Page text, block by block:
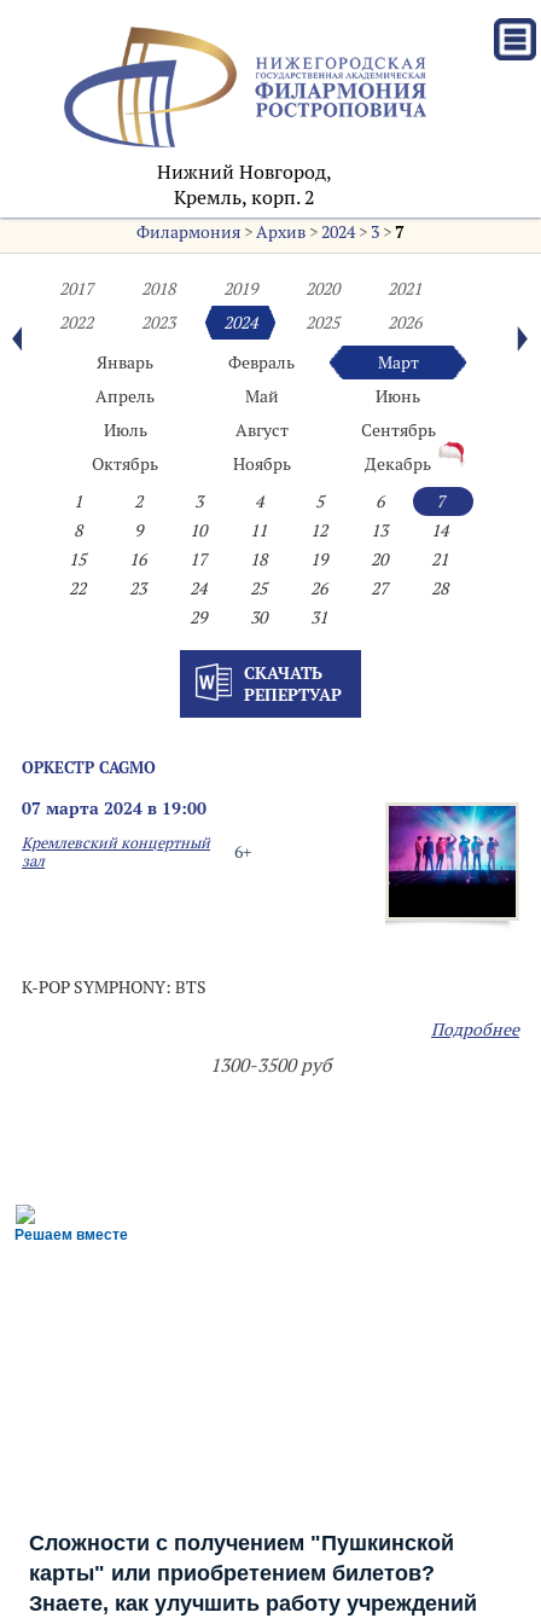
Нижний Новгород,
Кремль, корп. 2
Филармония>Архив>2024> 3>7
2017 2018 2019 2020
2021
2022
2023 2024 2025
2026
Январь
Февраль
Март
Апрель
Май
Июнь
Июль
Август
Сентябрь
Октябрь
Ноябрь
Декабрь
1
2 3 4 5 6
7
8
9 10 11 12 13
14
15
16 17 18 19 20
21
22
23 24 25 26 27
28
29
30 31
СКАЧАТЬ
РЕПЕРТУАР
ОРКЕСТР CAGMO
07 марта 2024 в 19:00
6+
Кремлевский концертный
зал
K-POP SYMPHONY: BTS
Подробнее
1300-3500 руб
Решаем вместе
Сложности с получением "Пушкинской
карты" или приобретением билетов?
Знаете, как улучшить работу учреждений